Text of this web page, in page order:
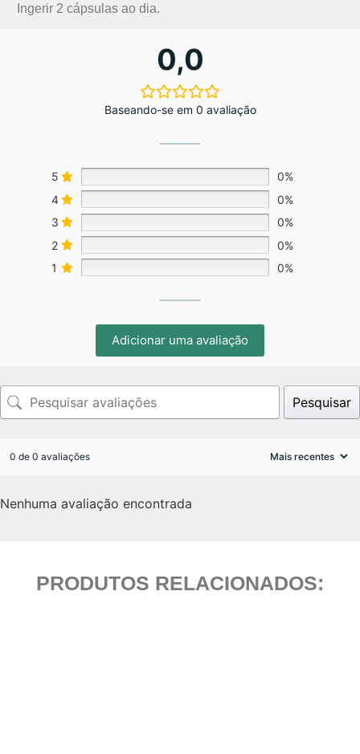
Ingerir 2 cápsulas ao dia.
0,0
Baseando-se em 0 avaliação
5
0%
4
0%
3
0%
2
0%
1
0%
Adicionar uma avaliação
Pesquisar
0 de 0 avaliações
Nenhuma avaliação encontrada
PRODUTOS RELACIONADOS: